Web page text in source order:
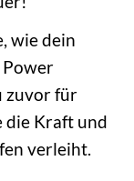
wie dein
zuvor für
die Kraft und
verleiht.